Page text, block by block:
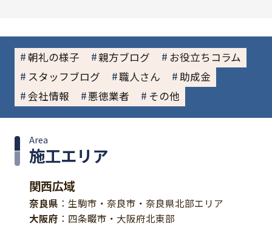
朝礼の様子 親方ブログ
お役立ちコラム
スタッフブログ
職人さん
助成金
会社情報
悪徳業者 その他
施工エリア
Area
関西広域
奈良県 ：生駒市・奈良市・奈良県北部エリア
大阪府 ：四条畷市・大阪府北東部